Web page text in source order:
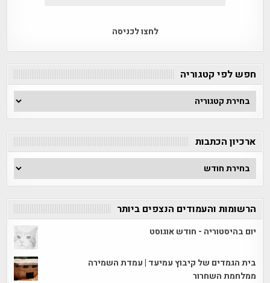
לחצו לכניסה
חפש לפי קטגוריה
חפש
לפי
קטגוריה
ארכיון הכתבות
ארכיון
הכתבות
הרשומות והעמודים הנצפים ביותר
יום בהיסטוריה - חודש אוגוסט
בית הגמדים של קיבוץ עמיעד | עמדת השמירה
ממלחמת השחרור